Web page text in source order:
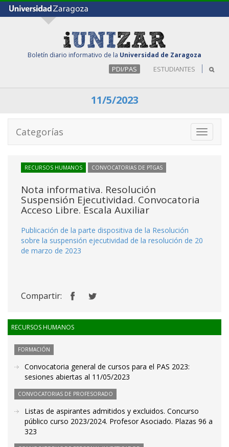
Boletín diario informativo de la Universidad de Zaragoza
PDI/PAS ESTUDIANTES
11/5/2023
Toggle
Categorías
RECURSOS HUMANOS CONVOCATORIAS DE PTGAS
Nota informativa. Resolución
Suspensión Ejecutividad. Convocatoria
Acceso Libre. Escala Auxiliar
Publicación de la parte dispositiva de la Resolución
sobre la suspensión ejecutividad de la resolución de 20
de marzo de 2023
Compartir:
RECURSOS HUMANOS
FORMACIÓN
Convocatoria general de cursos para el PAS 2023:
sesiones abiertas al 11/05/2023
CONVOCATORIAS DE PROFESORADO
Listas de aspirantes admitidos y excluidos. Concurso
público curso 2023/2024. Profesor Asociado. Plazas 96 a
323